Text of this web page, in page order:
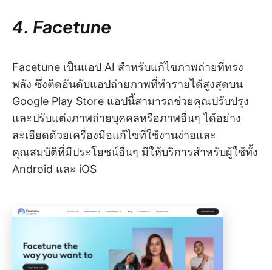
4. Facetune
Facetune เป็นแอป AI สำหรับแก้ไขภาพถ่ายที่ทรง
พลัง ซึ่งติดอันดับแอปถ่ายภาพที่ทำรายได้สูงสุดบน
Google Play Store แอปนี้สามารถช่วยคุณปรับปรุง
และปรับแต่งภาพถ่ายบุคคลหรือภาพอื่นๆ ได้อย่าง
ละเอียดด้วยเครื่องมือแก้ไขที่ใช้งานง่ายและ
คุณสมบัติที่มีประโยชน์อื่นๆ มีให้บริการสำหรับผู้ใช้ทั้ง
Android และ iOS